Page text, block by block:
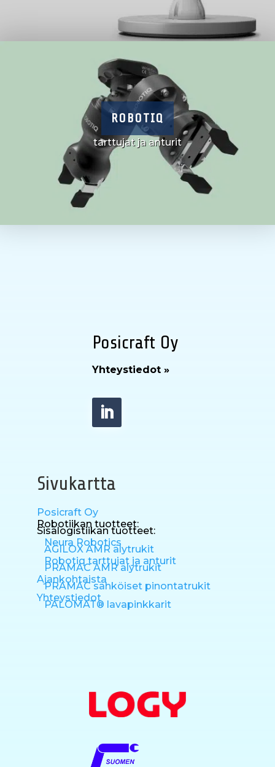
ROBOTIQ
tarttujat ja anturit
Posicraft Oy
Yhteystiedot »
Sivukartta
Posicraft Oy
Sisälogistiikan tuotteet:
AGILOX AMR älytrukit
PRAMAC AMR älytrukit
PRAMAC sähköiset pinontatrukit
PALOMAT® lavapinkkarit
Robotiikan tuotteet:
Neura Robotics
Robotiq tarttujat ja anturit
Ajankohtaista
Yhteystiedot